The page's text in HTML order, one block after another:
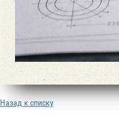
Назад к списку